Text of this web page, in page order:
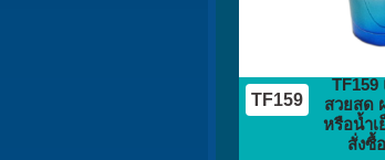
TF159
TF159
สวยสด
หรือน้ำ
สั่งซื้